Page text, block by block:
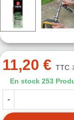
11,20 € TTC
En stock 253
-